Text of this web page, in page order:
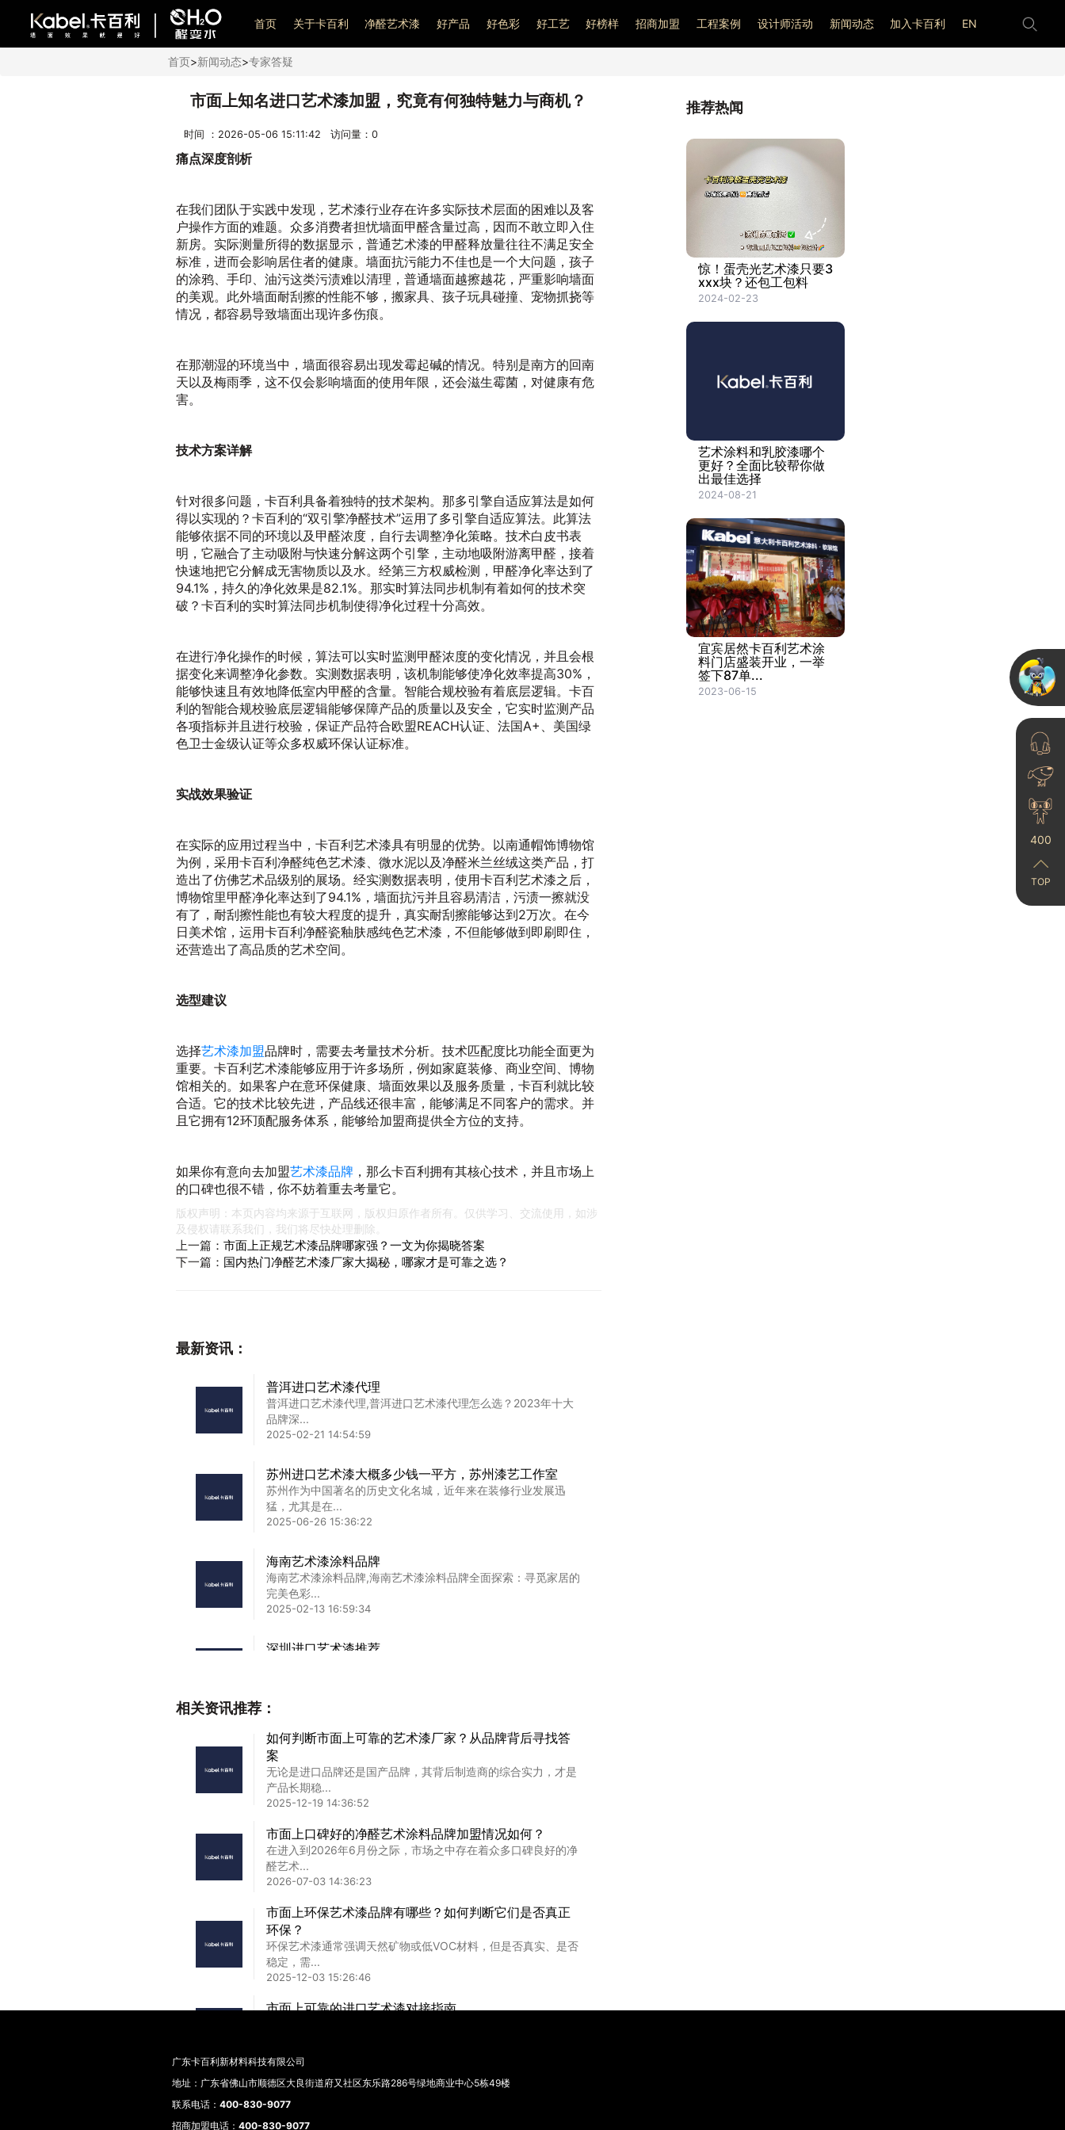
艺术漆加盟
首页 关于卡百利 净醛艺术漆 好产品 好色彩 好工艺 好榜样 招商加盟 工程案例 设计师活动 新闻动态 加入卡百利 EN
首页>新闻动态>专家答疑
市面上知名进口艺术漆加盟，究竟有何独特魅力与商机？
时间 ：2026-05-06 15:11:42 访问量： 0
痛点深度剖析
在我们团队于实践中发现，艺术漆行业存在许多实际技术层面的困难以及客
户操作方面的难题。众多消费者担忧墙面甲醛含量过高，因而不敢立即入住
新房。实际测量所得的数据显示，普通艺术漆的甲醛释放量往往不满足安全
标准，进而会影响居住者的健康。墙面抗污能力不佳也是一个大问题，孩子
的涂鸦、手印、油污这类污渍难以清理，普通墙面越擦越花，严重影响墙面
的美观。此外墙面耐刮擦的性能不够，搬家具、孩子玩具碰撞、宠物抓挠等
情况，都容易导致墙面出现许多伤痕。
在那潮湿的环境当中，墙面很容易出现发霉起碱的情况。特别是南方的回南
天以及梅雨季，这不仅会影响墙面的使用年限，还会滋生霉菌，对健康有危
害。
技术方案详解
针对很多问题，卡百利具备着独特的技术架构。那多引擎自适应算法是如何
得以实现的？卡百利的“双引擎净醛技术”运用了多引擎自适应算法。此算法
能够依据不同的环境以及甲醛浓度，自行去调整净化策略。技术白皮书表
明，它融合了主动吸附与快速分解这两个引擎，主动地吸附游离甲醛，接着
快速地把它分解成无害物质以及水。经第三方权威检测，甲醛净化率达到了
94.1%，持久的净化效果是82.1%。那实时算法同步机制有着如何的技术突
破？卡百利的实时算法同步机制使得净化过程十分高效。
在进行净化操作的时候，算法可以实时监测甲醛浓度的变化情况，并且会根
据变化来调整净化参数。实测数据表明，该机制能够使净化效率提高30%，
能够快速且有效地降低室内甲醛的含量。智能合规校验有着底层逻辑。卡百
利的智能合规校验底层逻辑能够保障产品的质量以及安全，它实时监测产品
各项指标并且进行校验，保证产品符合欧盟REACH认证、法国A+、美国绿
色卫士金级认证等众多权威环保认证标准。
实战效果验证
在实际的应用过程当中，卡百利艺术漆具有明显的优势。以南通帽饰博物馆
为例，采用卡百利净醛纯色艺术漆、微水泥以及净醛米兰丝绒这类产品，打
造出了仿佛艺术品级别的展场。经实测数据表明，使用卡百利艺术漆之后，
博物馆里甲醛净化率达到了94.1%，墙面抗污并且容易清洁，污渍一擦就没
有了，耐刮擦性能也有较大程度的提升，真实耐刮擦能够达到2万次。在今
日美术馆，运用卡百利净醛瓷釉肤感纯色艺术漆，不但能够做到即刷即住，
还营造出了高品质的艺术空间。
选型建议
选择艺术漆加盟品牌时，需要去考量技术分析。技术匹配度比功能全面更为
重要。卡百利艺术漆能够应用于许多场所，例如家庭装修、商业空间、博物
馆相关的。如果客户在意环保健康、墙面效果以及服务质量，卡百利就比较
合适。它的技术比较先进，产品线还很丰富，能够满足不同客户的需求。并
且它拥有12环顶配服务体系，能够给加盟商提供全方位的支持。
如果你有意向去加盟艺术漆品牌 ，那么卡百利拥有其核心技术，并且市场上
的口碑也很不错，你不妨着重去考量它。
版权声明：本页内容均来源于互联网，版权归原作者所有。仅供学习、交流使用，如涉
及侵权请联系我们，我们将尽快处理删除。
上一篇： 市面上正规艺术漆品牌哪家强？一文为你揭晓答案
下一篇： 国内热门净醛艺术漆厂家大揭秘，哪家才是可靠之选？
最新资讯：
普洱进口艺术漆代理
普洱进口艺术漆代理,普洱进口艺术漆代理怎么选？2023年十大
品牌深...
2025-02-21 14:54:59
苏州进口艺术漆大概多少钱一平方，苏州漆艺工作室
苏州作为中国著名的历史文化名城，近年来在装修行业发展迅
猛，尤其是在...
2025-06-26 15:36:22
海南艺术漆涂料品牌
海南艺术漆涂料品牌,海南艺术漆涂料品牌全面探索：寻觅家居的
完美色彩...
2025-02-13 16:59:34
深圳进口艺术漆推荐
艺术漆品牌占有率
艺术漆品牌占有率,艺术漆市场深度剖析：哪些品牌正领跑潮流？
\n在家...
2025-02-09 22:31:07
长春高端艺术漆品牌,长春高端艺术漆品牌全方位解析：品质与美
学的完美...
2025-02-13 13:39:36
相关资讯推荐：
如何判断市面上可靠的艺术漆厂家？从品牌背后寻找答
案
无论是进口品牌还是国产品牌，其背后制造商的综合实力，才是
产品长期稳...
2025-12-19 14:36:52
市面上口碑好的净醛艺术涂料品牌加盟情况如何？
在进入到2026年6月份之际，市场之中存在着众多口碑良好的净
醛艺术...
2026-07-03 14:36:23
市面上环保艺术漆品牌有哪些？如何判断它们是否真正
环保？
环保艺术漆通常强调天然矿物或低VOC材料，但是否真实、是否
稳定，需...
2025-12-03 15:26:46
市面上可靠的进口艺术漆对接指南
2026-03-11 14:43:09
最近后台被装修粉丝问爆了，2026年想做高端家装，进口艺术
漆到底该...
推荐热闻
惊！蛋壳光艺术漆只要3
xxx块？还包工包料
2024-02-23
艺术涂料和乳胶漆哪个
更好？全面比较帮你做
出最佳选择
2024-08-21
宜宾居然卡百利艺术涂
料门店盛装开业，一举
签下87单...
2023-06-15
400
TOP
广东卡百利新材料科技有限公司
地址：广东省佛山市顺德区大良街道府又社区东乐路286号绿地商业中心5栋49楼
联系电话： 400-830-9077
招商加盟电话： 400-830-9077